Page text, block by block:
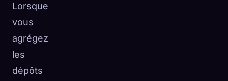
Lorsque
vous
agrégez
les
dépôts